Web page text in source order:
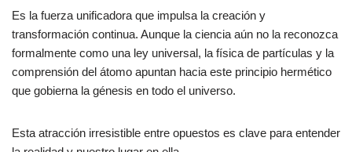
Es la fuerza unificadora que impulsa la creación y
transformación continua. Aunque la ciencia aún no la reconozca
formalmente como una ley universal, la física de partículas y la
comprensión del átomo apuntan hacia este principio hermético
que gobierna la génesis en todo el universo.
Esta atracción irresistible entre opuestos es clave para entender